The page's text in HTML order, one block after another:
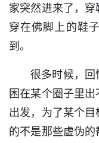
家突然进来了，
穿在佛脚上的鞋
到。
很多时候，回
困在某个圈子里
出发，为了某个
的不是那些虚伪